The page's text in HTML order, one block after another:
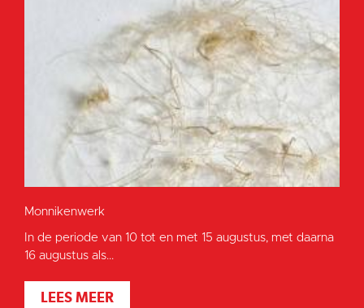
Monnikenwerk
In de periode van 10 tot en met 15 augustus, met daarna
16 augustus als...
LEES MEER